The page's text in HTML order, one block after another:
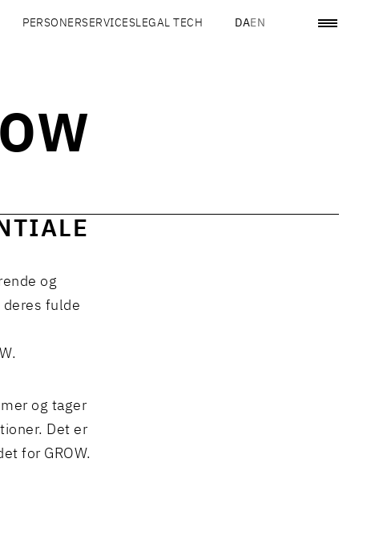
PERSONERSERVICESLEGAL TECH DAEN
og
deres fulde
og tager
Det er
for GROW.